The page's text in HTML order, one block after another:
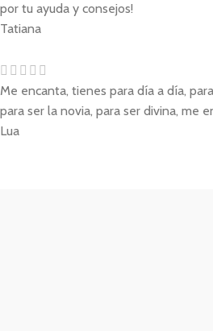
por tu ayuda y consejos!
Tatiana
Me encanta, tienes para día a día,
para ser la novia, para ser divina, me
Lua